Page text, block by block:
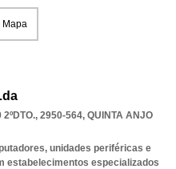
Mapa
2ºDTO., 2950-564, QUINTA ANJO
unidades periféricas e
estabelecimentos especializados